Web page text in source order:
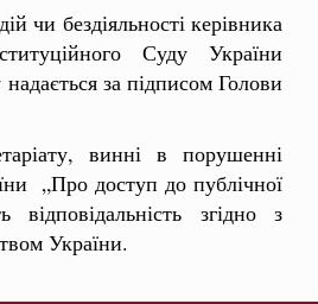
чи бездіяльності керівника
Суду України
надається за підписом Голови
винні в порушенні
„Про доступ до публічної
відповідальність згідно з
України.